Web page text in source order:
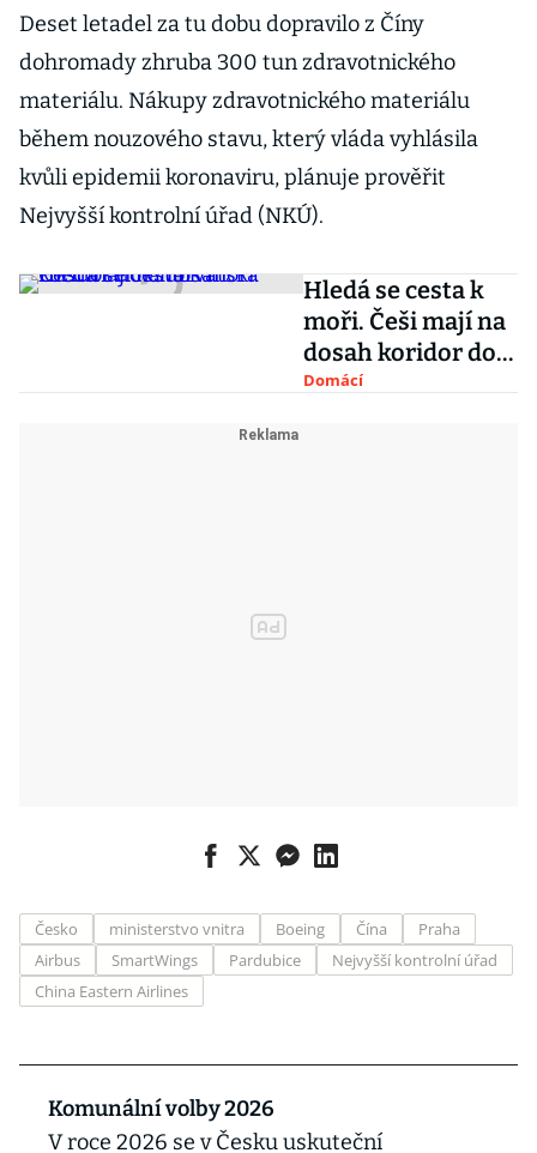
Deset letadel za tu dobu dopravilo z Číny
dohromady zhruba 300 tun zdravotnického
materiálu. Nákupy zdravotnického materiálu
během nouzového stavu, který vláda vyhlásila
kvůli epidemii koronaviru, plánuje prověřit
Nejvyšší kontrolní úřad (NKÚ).
Hledá se cesta k
moři. Češi mají na
dosah koridor do
Chorvatska
Domácí
Česko ministerstvo vnitra Boeing Čína
Praha
Airbus
SmartWings Pardubice
Nejvyšší kontrolní úřad
China Eastern Airlines
Komunální volby 2026
V roce 2026 se v Česku uskuteční